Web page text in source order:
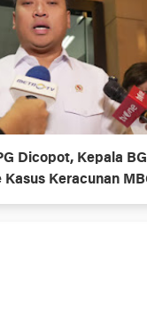
Dicopot, Kepala
Kasus Keracunan